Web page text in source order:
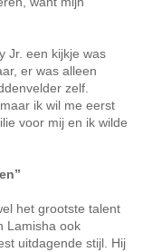
Jr. een kijkje was
er was alleen
zelf.
ik wil me eerst
voor mij en ik wilde
het grootste talent
Lamisha ook
uitdagende stijl. Hij